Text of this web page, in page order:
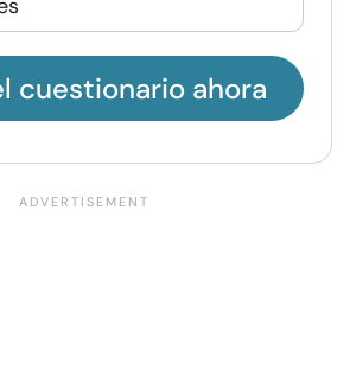
cuestionario ahora